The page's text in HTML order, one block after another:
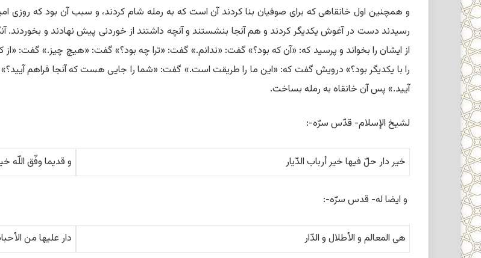
و همچنین اول خانقاهى که براى صوفیان بنا کردند آن است که به رمله شام کردند، و سبب آن بود که روزى
رسیدند دست در آغوش یکدیگر کردند و هم آنجا بنشستند و آنچه داشتند از خوردنى پیش نهادند و بخوردند.
از ایشان را بخواند و پرسید که: «آن که بود؟» گفت: «ندانم.» گفت: «ترا چه بود؟» گفت: «هیچ چیز.» گفت:
را با یکدیگر بود؟» درویش گفت که: «این ما را طریقت است.» گفت: «شما را جایى هست که آنجا فراهم
آیید.» پس آن خانقاه به رمله بساخت.
لشیخ الإسلام- قدّس سرّه-:
خیر دار حلّ فیها خیر أرباب الدّیار و قدیما وفّق اللّه
و ایضا له- قدس سرّه-:
هى المعالم و الأطلال و الدّار دار علیها من